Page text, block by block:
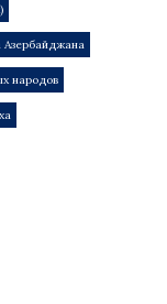
народов